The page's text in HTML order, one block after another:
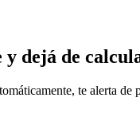
dejá de
te alerta